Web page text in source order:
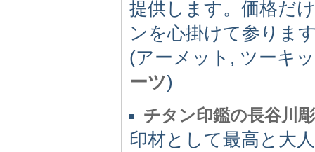
提供します。価格だ
ンを心掛けて参りま
(アーメット, ツーキ
ーツ)
チタン印鑑の長谷川
印材として最高と大